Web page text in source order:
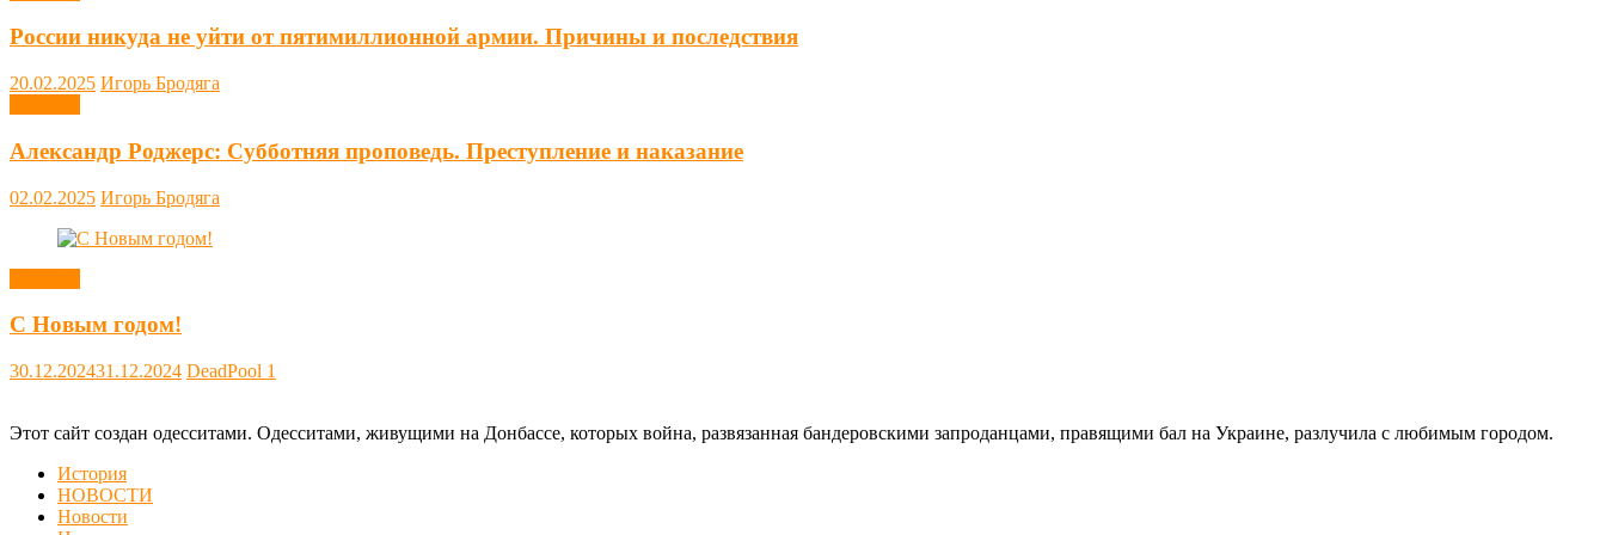
России никуда не уйти от пятимиллионной армии. Причины и последствия
20.02.2025 Игорь Бродяга
Александр Роджерс: Субботняя проповедь. Преступление и наказание
02.02.2025 Игорь Бродяга
С Новым годом!
30.12.202431.12.2024 DeadPool 1
Этот сайт создан одесситами. Одесситами, живущими на Донбассе, которых война, развязанная бандеровскими запроданцами, правящими бал на Украине, разлучила с любимым городом.
История
НОВОСТИ
Новости